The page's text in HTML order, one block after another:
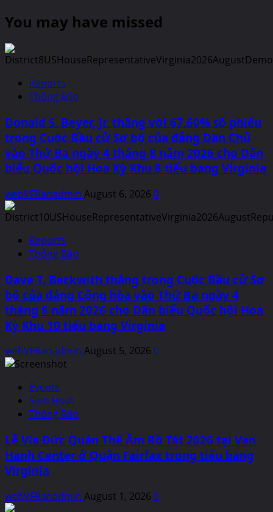
You may have missed
Reports
Thông Báo
Donald S. Beyer, Jr. thắng với 67.60% số phiếu
trong Cuộc Bầu cử Sơ bộ của đảng Dân Chủ
vào Thứ Ba ngày 4 tháng 8 năm 2026 cho Dân
biểu Quốc hội Hoa Kỳ Khu 8 tiểu bang Virginia
webVFRanadmin August 6, 2026 0
Reports
Thông Báo
Dave T. Beckwith thắng trong Cuộc Bầu cử Sơ
bộ của đảng Cộng hòa vào Thứ Ba ngày 4
tháng 8 năm 2026 cho Dân biểu Quốc hội Hoa
Kỳ Khu 10 tiểu bang Virginia
webVFRanadmin August 5, 2026 0
Events
Sinh Hoạt
Thông Báo
Lễ Vía Đức Quán Thế Âm Bồ Tát 2026 tại Van
Hanh Center ở Quận Fairfax trong tiểu bang
Virginia
webVFRanadmin August 1, 2026 0